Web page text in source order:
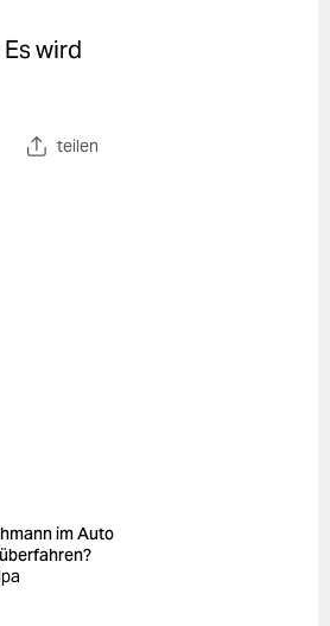
wird
teilen
im Auto